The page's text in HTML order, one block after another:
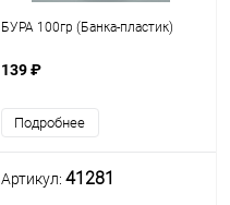
БУРА 100гр (Банка-пластик)
139 ₽
Подробнее
Артикул: 41281